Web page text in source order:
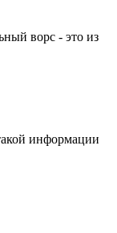
ворс - это из
информации